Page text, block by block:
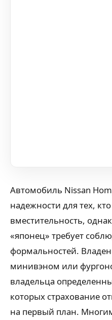
Автомобиль Nissan
надежности для тех,
вместительность,
«японец» требует
формальностей.
минивэном или
владельца
которых страхование
на первый план.